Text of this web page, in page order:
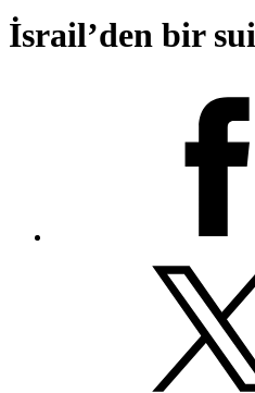
İsrail’den bir